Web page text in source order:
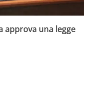
approva una legge